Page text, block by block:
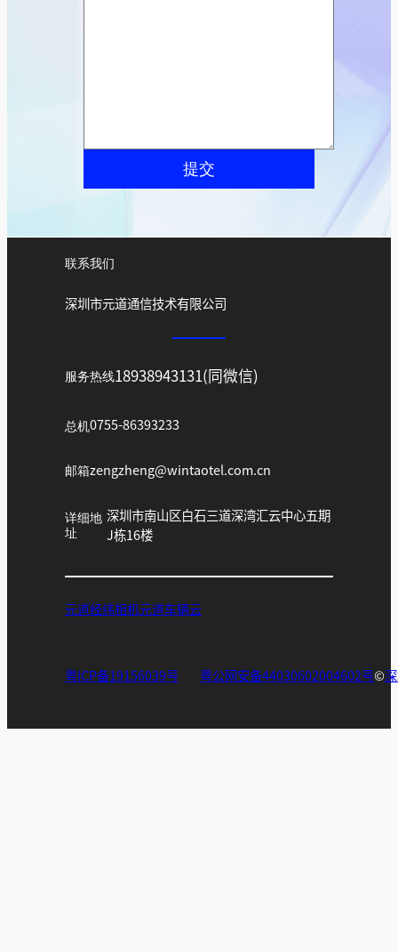
提交
联系我们
深圳市元道通信技术有限公司
服务热线18938943131(同微信)
总机0755-86393233
邮箱zengzheng@wintaotel.com.cn
详细地
址
深圳市南山区白石三道深湾汇云中心五期
J栋16楼
元道经纬相机 元道车辆云
粤ICP备19156039号 粤公网安备44030602004602号©